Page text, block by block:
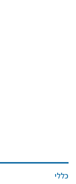
כללי